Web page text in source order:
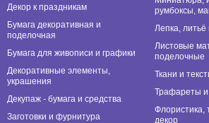
Декор к праздникам
Бумага декоративная и
поделочная
Бумага для живописи и графики
Декоративные элементы,
украшения
Декупаж - бумага и средства
Заготовки и фурнитура
румбоксы,
Лепка,
Листовые
поделочные
Ткани и
Трафареты
Флористика,
декор